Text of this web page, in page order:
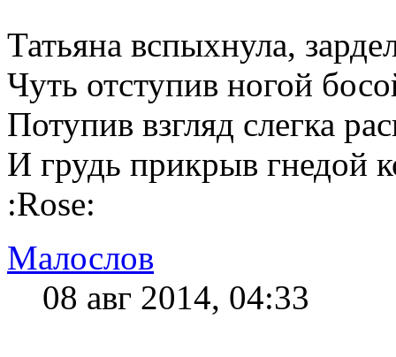
Татьяна вспыхнула,
Чуть отступив ногой
Потупив взгляд слегка
И грудь прикрыв гнедой
:Rose:
Малослов
08 авг 2014, 04:33